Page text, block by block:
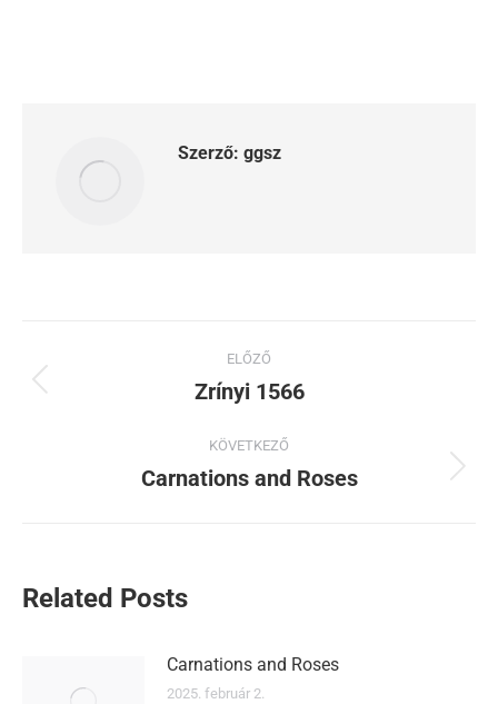
Szerző: ggsz
ELŐZŐ
Zrínyi 1566
KÖVETKEZŐ
Carnations and Roses
Related Posts
Carnations and Roses
2025. február 2.